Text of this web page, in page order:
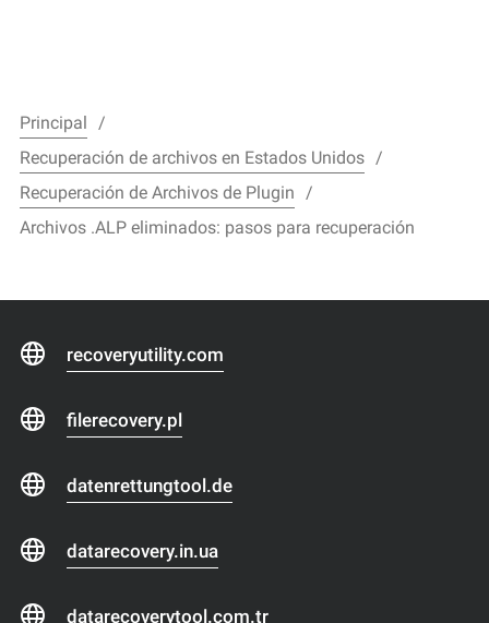
Principal
Recuperación de archivos en Estados Unidos
Recuperación de Archivos de Plugin
Archivos .ALP eliminados: pasos para recuperación
recoveryutility.com
filerecovery.pl
datenrettungtool.de
datarecovery.in.ua
datarecoverytool.com.tr